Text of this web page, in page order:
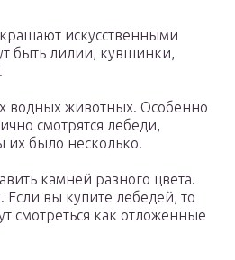
искусственными
быть лилии, кувшинки,
водных животных. Особенно
смотрятся лебеди,
их было несколько.
камней разного цвета.
вы купите лебедей, то
смотреться как отложенные